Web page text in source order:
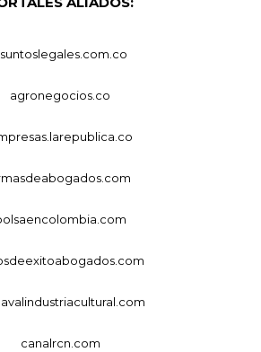
agronegocios.co
canalrcn.com